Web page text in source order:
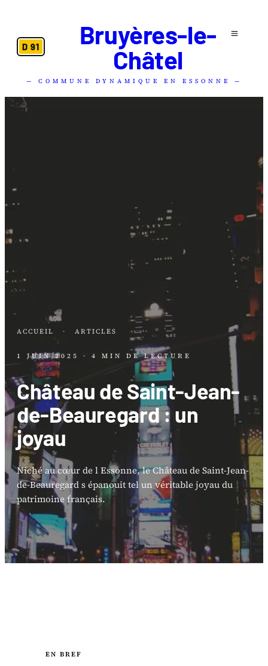
D 91
Bruyères-le-
Châtel
— COMMUNE DYNAMIQUE EN ESSONNE —
ACCUEIL · ARTICLES
1 JUIN 2025 · 4 MIN DE LECTURE
Château de Saint-Jean-
de-Beauregard : un
joyau
Niché au cœur de l Essonne, le Château de Saint-Jean-
de-Beauregard s épanouit tel un véritable joyau du
patrimoine français.
EN BREF